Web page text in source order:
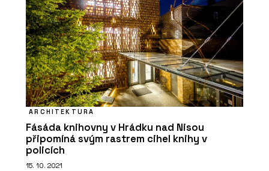
ARCHITEKTURA
Fásáda knihovny v Hrádku nad Nisou
připomíná svým rastrem cihel knihy v
policích
15. 10. 2021